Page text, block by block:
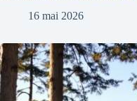
16 mai 2026